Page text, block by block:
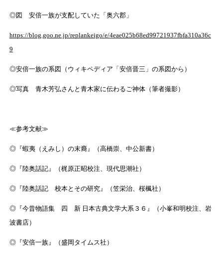
◎図 安倍一族が支配していた「奥六郡」
https://blog.goo.ne.jp/replankeigo/e/4eae025b68ed99721937fbfa310a36c
9
◎安倍一族の系図（ウィキペディア「安倍晋三」の系図から）
◎写真 青木芳弘さんと青木家に伝わるご神体（筆者撮影）
≪参考文献≫
◎『蝦夷（えみし）の末裔』（高橋崇、中公新書）
◎『陸奥話記』（梶原正昭校注、現代思潮社）
◎『陸奥話記 校本とその研究』（笠栄治、桜楓社）
◎『今昔物語集 四 新 日本古典文学大系３６』（小峯和明校注、岩
波書店）
◎『安倍一族』（盛岡タイムス社）